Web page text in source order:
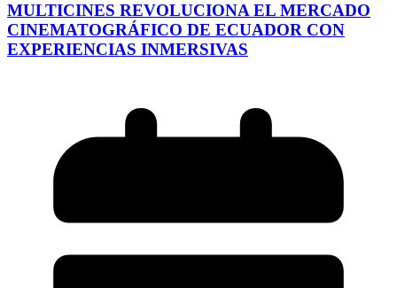
MULTICINES REVOLUCIONA EL MERCADO
CINEMATOGRÁFICO DE ECUADOR CON
EXPERIENCIAS INMERSIVAS